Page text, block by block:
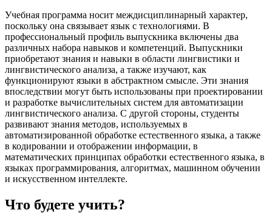
Учебная программа носит междисциплинарный характер,
поскольку она связывает язык с технологиями. В
профессиональный профиль выпускника включены два
различных набора навыков и компетенций. Выпускники
приобретают знания и навыки в области лингвистики и
лингвистического анализа, а также изучают, как
функционируют языки в абстрактном смысле. Эти знания
впоследствии могут быть использованы при проектировании
и разработке вычислительных систем для автоматизации
лингвистического анализа. С другой стороны, студенты
развивают знания методов, используемых в
автоматизированной обработке естественного языка, а также
в кодировании и отображении информации, в
математических принципах обработки естественного языка, в
языках программирования, алгоритмах, машинном обучении
и искусственном интеллекте.
Что будете учить?